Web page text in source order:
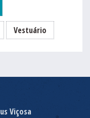
Vestuário
Viçosa